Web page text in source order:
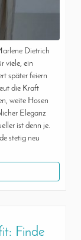
Dietrich
viele, ein
später feiern
die Kraft
weite Hosen
Eleganz
ist denn je.
stetig neu
Finde